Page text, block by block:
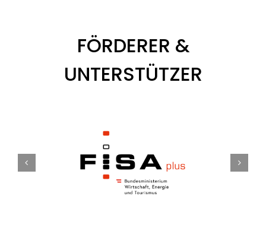
FÖRDERER &
UNTERSTÜTZER